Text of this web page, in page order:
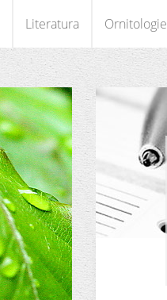
Literatura Ornitologie